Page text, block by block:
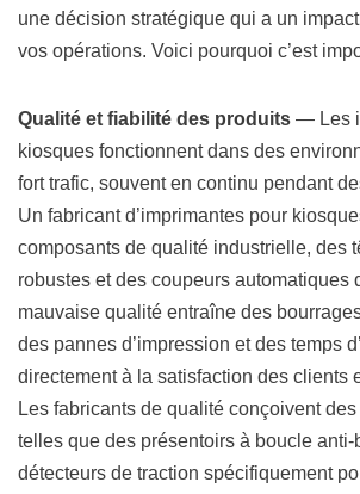
une décision stratégique qui a un
vos opérations. Voici pourquoi c’est
Qualité et fiabilité des produits — Les
kiosques fonctionnent dans des
fort trafic, souvent en continu pendant
Un fabricant d’imprimantes pour
composants de qualité industrielle, des
robustes et des coupeurs automatiques
mauvaise qualité entraîne des
des pannes d’impression et des temps
directement à la satisfaction des clients
Les fabricants de qualité conçoivent
telles que des présentoirs à boucle anti-
détecteurs de traction spécifiquement